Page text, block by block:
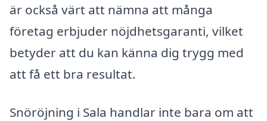
är också värt att nämna att många
företag erbjuder nöjdhetsgaranti, vilket
betyder att du kan känna dig trygg med
att få ett bra resultat.
Snöröjning i Sala handlar inte bara om att